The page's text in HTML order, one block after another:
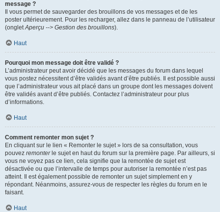
message ?
Il vous permet de sauvegarder des brouillons de vos messages et de les
poster ultérieurement. Pour les recharger, allez dans le panneau de l’utilisateur
(ongletAperçu --> Gestion des brouillons).
Haut
Pourquoi mon message doit être validé ?
L’administrateur peut avoir décidé que les messages du forum dans lequel
vous postez nécessitent d’être validés avant d’être publiés. Il est possible aussi
que l’administrateur vous ait placé dans un groupe dont les messages doivent
être validés avant d’être publiés. Contactez l’administrateur pour plus
d’informations.
Haut
Comment remonter mon sujet ?
En cliquant sur le lien « Remonter le sujet » lors de sa consultation, vous
pouvez remonterle sujet en haut du forum sur la première page. Par ailleurs, si
vous ne voyez pas ce lien, cela signifie que la remontée de sujet est
désactivée ou que l’intervalle de temps pour autoriser la remontée n’est pas
atteint. Il est également possible de remonter un sujet simplement en y
répondant. Néanmoins, assurez-vous de respecter les règles du forum en le
faisant.
Haut